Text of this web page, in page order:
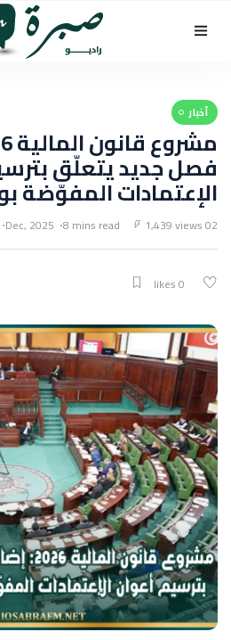
أخبار
فصل جديد يتعلّق
الإعتمادات المفوّضة
02 Dec, 2025
8 mins read 1,439 views